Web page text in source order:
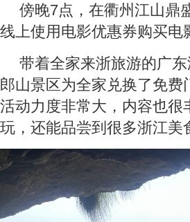
傍晚7点，在衢州江山鼎
线上使用电影优惠券购买电
带着全家来浙旅游的广
郎山景区为全家兑换了免费
活动力度非常大，内容也
玩，还能品尝到很多浙江美